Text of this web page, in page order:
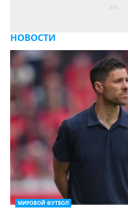
НОВОСТИ
МИРОВОЙ ФУТБОЛ